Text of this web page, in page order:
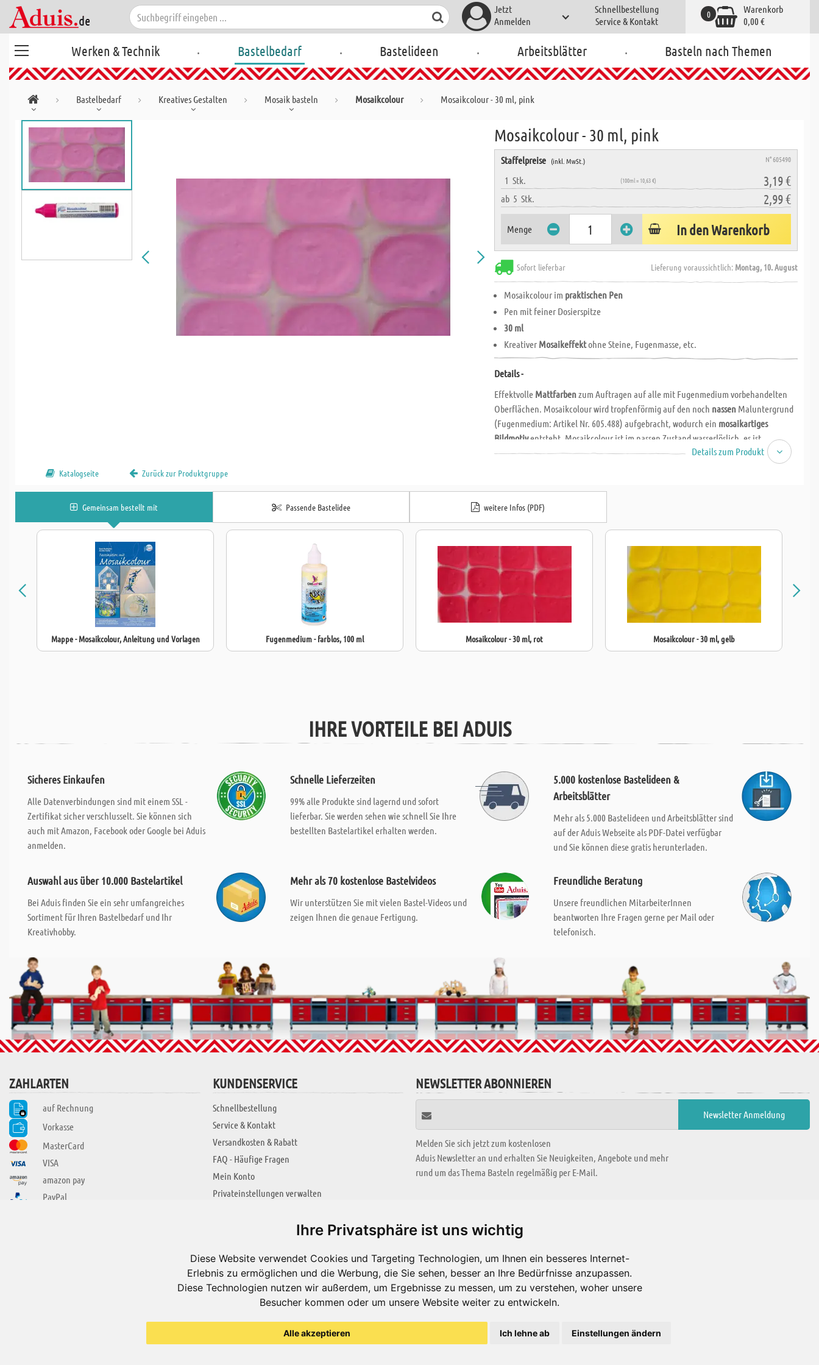
Ihre Privatsphäre ist uns wichtig
Diese Website verwendet Cookies und Targeting Technologien, um Ihnen ein besseres Internet-
Erlebnis zu ermöglichen und die Werbung, die Sie sehen, besser an Ihre Bedürfnisse anzupassen.
Diese Technologien nutzen wir außerdem, um Ergebnisse zu messen, um zu verstehen, woher unsere
Besucher kommen oder um unsere Website weiter zu entwickeln.
Alle akzeptieren Ich lehne ab Einstellungen ändern
Jetzt
Anmelden
Schnellbestellung
Service & Kontakt
Warenkorb
0,00 €
0
Werken & Technik . Bastelbedarf . Bastelideen . Arbeitsblätter . Basteln nach Themen
Bastelbedarf Kreatives Gestalten Mosaik basteln Mosaikcolour Mosaikcolour - 30 ml, pink
Mosaikcolour - 30 ml, pink
Staffelpreise (inkl. MwSt.) N° 605490
1Stk. (100ml = 10,63 €) 3,19 €
ab 5Stk. 2,99 €
Menge In den Warenkorb
Sofort lieferbar Lieferung voraussichtlich: Montag, 10. August
Mosaikcolour im praktischen Pen
Pen mit feiner Dosierspitze
30 ml
Kreativer Mosaikeffektohne Steine, Fugenmasse, etc.
Details -
Effektvolle Mattfarbenzum Auftragen auf alle mit Fugenmedium vorbehandelten
Oberflächen. Mosaikcolour wird tropfenförmig auf den noch nassen Maluntergrund
(Fugenmedium: Artikel Nr. 605.488) aufgebracht, wodurch ein mosaikartiges
Bildmotiventsteht. Mosaikcolour ist im nassen Zustand wasserlöslich, es ist
schadstoffrei und trocknet innerhalb von6-8 Stunden.
geringem Abstand in die noch
Details zum Produkt
Katalogseite Zurück zur Produktgruppe
Gemeinsam bestellt mit Passende Bastelidee weitere Infos (PDF)
Mappe - Mosaikcolour, Anleitung und Vorlagen Fugenmedium - farblos, 100 ml Mosaikcolour - 30 ml, rot Mosaikcolour - 30 ml, gelb
IHRE VORTEILE BEI ADUIS
Sicheres Einkaufen
Alle Datenverbindungen sind mit einem SSL -
Zertifikat sicher verschlusselt. Sie können sich
auch mit Amazon, Facebook oder Google bei Aduis
anmelden.
Schnelle Lieferzeiten
99% alle Produkte sind lagernd und sofort
lieferbar. Sie werden sehen wie schnell Sie Ihre
bestellten Bastelartikel erhalten werden.
5.000 kostenlose Bastelideen &
Arbeitsblätter
Mehr als 5.000 Bastelideen und Arbeitsblätter sind
auf der Aduis Webseite als PDF-Datei verfügbar
und Sie können diese gratis herunterladen.
Auswahl aus über 10.000 Bastelartikel
Bei Aduis finden Sie ein sehr umfangreiches
Sortiment für Ihren Bastelbedarf und Ihr
Kreativhobby.
Mehr als 70 kostenlose Bastelvideos
Wir unterstützen Sie mit vielen Bastel-Videos und
zeigen Ihnen die genaue Fertigung.
Freundliche Beratung
Unsere freundlichen MitarbeiterInnen
beantworten Ihre Fragen gerne per Mail oder
telefonisch.
ZAHLARTEN
auf Rechnung
Vorkasse
MasterCard
VISA
amazon pay
PayPal
KUNDENSERVICE
Schnellbestellung
Service & Kontakt
Versandkosten & Rabatt
FAQ - Häufige Fragen
Mein Konto
Privateinstellungen verwalten
NEWSLETTER ABONNIEREN
Melden Sie sich jetzt zum kostenlosen
Aduis Newsletter an und erhalten Sie Neuigkeiten, Angebote und mehr
rund um das Thema Basteln regelmäßig per E-Mail.
Jobs
Impressum
Datenschutzerklärung
KREATIV ZONE
Alle Videos
Bastelideen
Arbeitsblätter
Es gibt uns auch in